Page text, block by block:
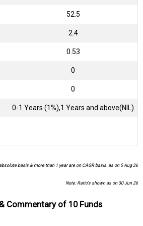
52.5
2.4
0.53
0
0
0-1 Years (1%),1 Years and above(NIL)
basis & more than 1 year are on CAGR basis. as on 5 Aug 26
Note: Ratio's shown as on 30 Jun 26
Commentary of 10 Funds